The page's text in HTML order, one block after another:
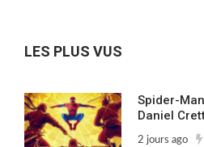
LES PLUS VUS
Spider-
Daniel
2 jours ago